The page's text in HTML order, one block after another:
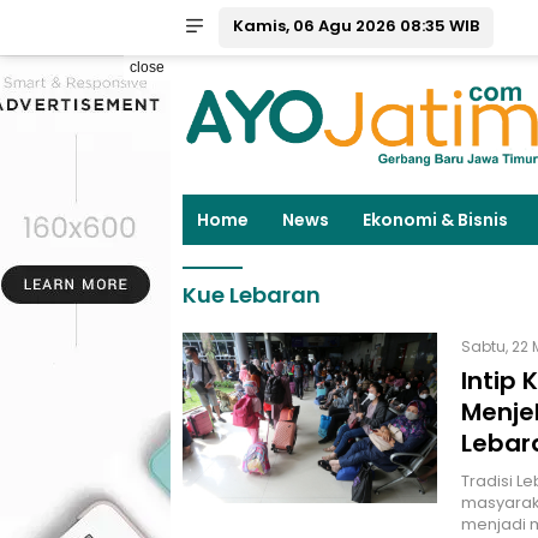
Kamis, 06 Agu 2026 08:35 WIB
close
Home News Ekonomi & Bisnis
Kue Lebaran
Sabtu, 22
Intip
Tradisi
menjadi